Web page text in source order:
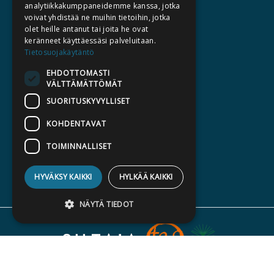
AJANKOHTAISTA
HALUATKO KIRJAILIJAKSI
E-JA ÄÄNIKIRJAT
ENNAKKOTILATTAVAT
LAHJAKORTTI
analytiikkakumppaneidemme kanssa, jotka
voivat yhdistää ne muihin tietoihin, jotka
olet heille antanut tai joita he ovat
keränneet käyttäessäsi palveluitaan.
Tietosuojakäytäntö
EHDOTTOMASTI
VÄLTTÄMÄTTÖMÄT
SUORITUSKYVYLLISET
KOHDENTAVAT
TOIMINNALLISET
HYVÄKSY KAIKKI HYLKÄÄ KAIKKI
NÄYTÄ TIEDOT